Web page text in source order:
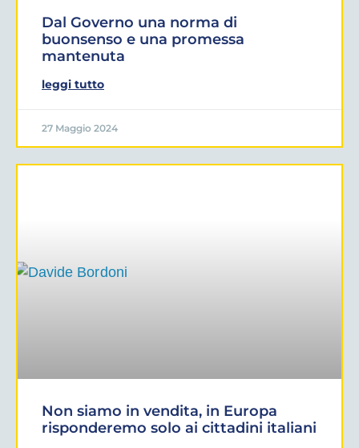
Dal Governo una norma di
buonsenso e una promessa
mantenuta
leggi tutto
27 Maggio 2024
Non siamo in vendita, in Europa
risponderemo solo ai cittadini italiani